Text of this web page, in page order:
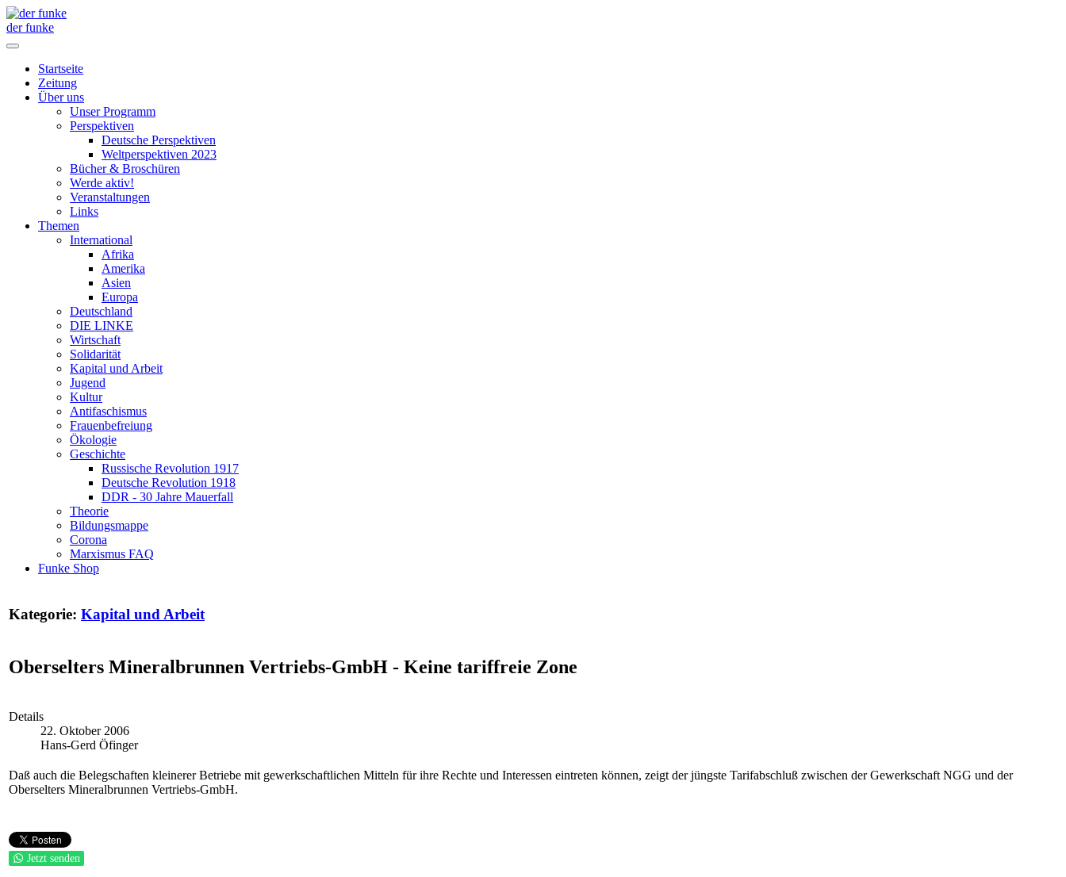
der funke
Startseite
Zeitung
Über uns
Unser Programm
Perspektiven
Deutsche Perspektiven
Weltperspektiven 2023
Bücher & Broschüren
Werde aktiv!
Veranstaltungen
Links
Themen
International
Afrika
Amerika
Asien
Europa
Deutschland
DIE LINKE
Wirtschaft
Solidarität
Kapital und Arbeit
Jugend
Kultur
Antifaschismus
Frauenbefreiung
Ökologie
Geschichte
Russische Revolution 1917
Deutsche Revolution 1918
DDR - 30 Jahre Mauerfall
Theorie
Bildungsmappe
Corona
Marxismus FAQ
Funke Shop
Kategorie: Kapital und Arbeit
Oberselters Mineralbrunnen Vertriebs-GmbH - Keine tariffreie Zone
Details
22. Oktober 2006
Hans-Gerd Öfinger
Daß auch die Belegschaften kleinerer Betriebe mit gewerkschaftlichen Mitteln für ihre Rechte und Interessen eintreten können, zeigt der jüngste Tarifabschluß zwischen der Gewerkschaft NGG und der
Oberselters Mineralbrunnen Vertriebs-GmbH.
Jetzt senden